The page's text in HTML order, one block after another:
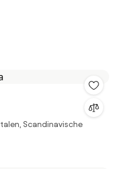
Scandinavische